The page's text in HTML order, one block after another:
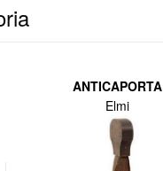
ANTICAPORTA
Elmi